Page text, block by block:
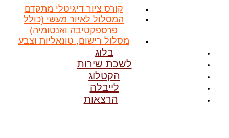
קורס ציור דיגיטלי מתקדם
המסלול לאיור מעשי (כולל
פרספקטיבה ואנטומיה)
מסלול רישום, טונאליות וצבע
בלוג
לשכת שירות
הקטלוג
לייבלה
הרצאות